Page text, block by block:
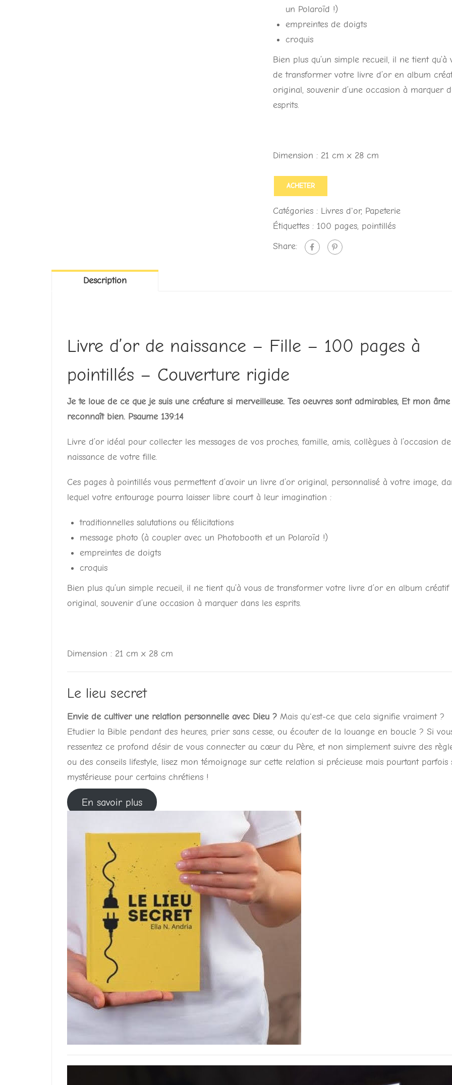
un Polaroïd !)
empreintes de doigts
croquis
Bien plus qu’un simple recueil, il ne tient qu’à
de transformer votre livre d’or en album
original, souvenir d’une occasion à marquer
esprits.
Dimension : 21 cm x 28 cm
ACHETER
Catégories : Livres d'or, Papeterie
Étiquettes : 100 pages, pointillés
Share:
Description
Livre d’or de naissance – Fille – 100 pages à
pointillés – Couverture rigide
Je te loue de ce que je suis une créature si merveilleuse. Tes oeuvres sont admirables, Et mon
reconnaît bien. Psaume 139:14
Livre d’or idéal pour collecter les messages de vos proches, famille, amis, collègues à l’occasion
naissance de votre fille.
Ces pages à pointillés vous permettent d’avoir un livre d’or original, personnalisé à votre image,
lequel votre entourage pourra laisser libre court à leur imagination :
traditionnelles salutations ou félicitations
message photo (à coupler avec un Photobooth et un Polaroïd !)
empreintes de doigts
croquis
Bien plus qu’un simple recueil, il ne tient qu’à vous de transformer votre livre d’or en album créatif
original, souvenir d’une occasion à marquer dans les esprits.
Dimension : 21 cm x 28 cm
Le lieu secret
Envie de cultiver une relation personnelle avec Dieu ? Mais qu'est-ce que cela signifie vraiment ?
Etudier la Bible pendant des heures, prier sans cesse, ou écouter de la louange en boucle ? Si
ressentez ce profond désir de vous connecter au cœur du Père, et non simplement suivre des
ou des conseils lifestyle, lisez mon témoignage sur cette relation si précieuse mais pourtant parfois
mystérieuse pour certains chrétiens !
En savoir plus